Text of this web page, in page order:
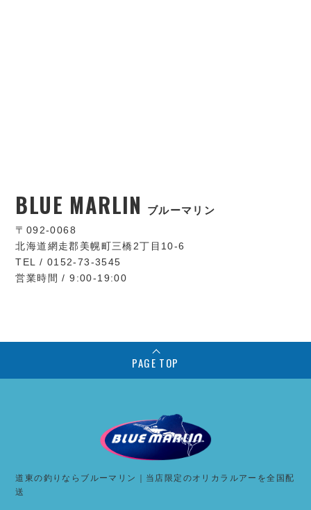
BLUE MARLIN ブルーマリン
〒092-0068
北海道網走郡美幌町三橋2丁目10-6
TEL / 0152-73-3545
営業時間 / 9:00-19:00
PAGE TOP
道東の釣りならブルーマリン｜当店限定のオリカラルアーを全国配
送